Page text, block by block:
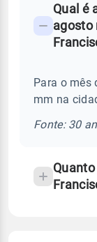
Perguntas
frequentes
chuva
temperatura
Qual é
agosto
Para o mês
mm na
Fonte: 30